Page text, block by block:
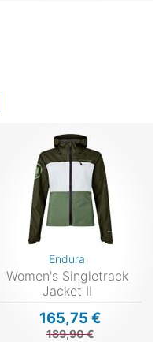
Endura
Women's Singletrack
Jacket II
165,75 €
189,90 €